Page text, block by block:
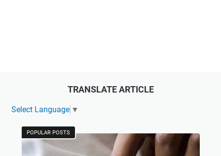
TRANSLATE ARTICLE
Select Language ▼
POPULAR POSTS